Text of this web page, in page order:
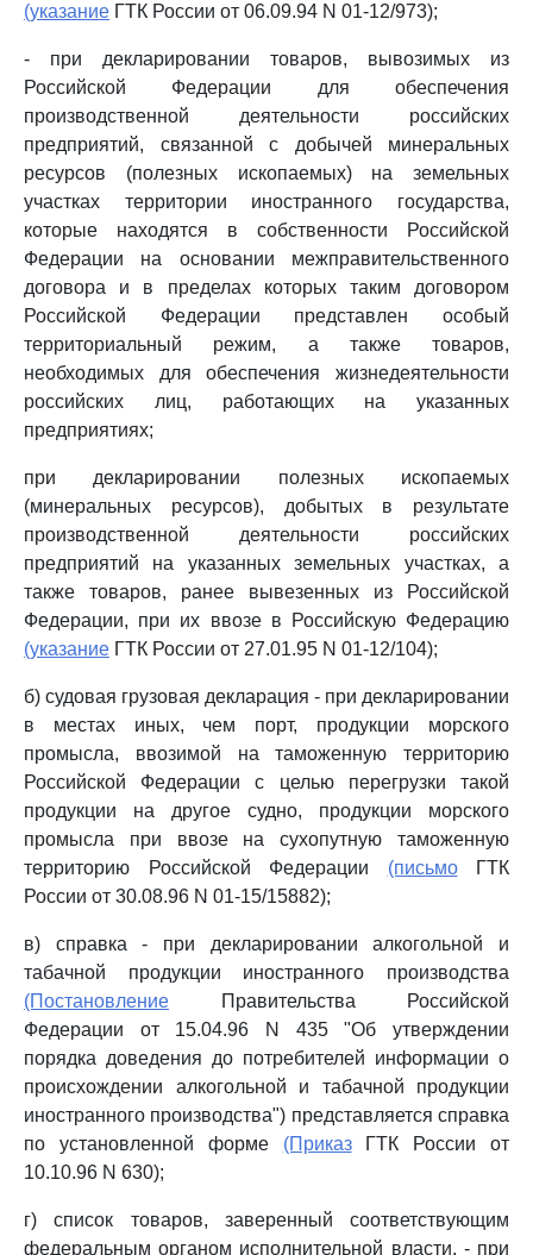
(указание ГТК России от 06.09.94 N 01-12/973);
- при декларировании товаров, вывозимых из
Российской Федерации для обеспечения
производственной деятельности российских
предприятий, связанной с добычей минеральных
ресурсов (полезных ископаемых) на земельных
участках территории иностранного государства,
которые находятся в собственности Российской
Федерации на основании межправительственного
договора и в пределах которых таким договором
Российской Федерации представлен особый
территориальный режим, а также товаров,
необходимых для обеспечения жизнедеятельности
российских лиц, работающих на указанных
предприятиях;
при декларировании полезных ископаемых
(минеральных ресурсов), добытых в результате
производственной деятельности российских
предприятий на указанных земельных участках, а
также товаров, ранее вывезенных из Российской
Федерации, при их ввозе в Российскую Федерацию
(указание ГТК России от 27.01.95 N 01-12/104);
б) судовая грузовая декларация - при декларировании
в местах иных, чем порт, продукции морского
промысла, ввозимой на таможенную территорию
Российской Федерации с целью перегрузки такой
продукции на другое судно, продукции морского
промысла при ввозе на сухопутную таможенную
территорию Российской Федерации (письмоГТК
России от 30.08.96 N 01-15/15882);
в) справка - при декларировании алкогольной и
табачной продукции иностранного производства
(Постановление Правительства Российской
Федерации от 15.04.96 N 435 "Об утверждении
порядка доведения до потребителей информации о
происхождении алкогольной и табачной продукции
иностранного производства") представляется справка
по установленной форме (ПриказГТК России от
10.10.96 N 630);
г) список товаров, заверенный соответствующим
федеральным органом исполнительной власти, - при